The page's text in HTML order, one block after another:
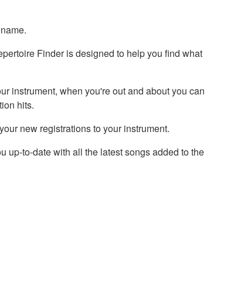
Finder is designed to help you find what
instrument, when you're out and about you can
hits.
new registrations to your instrument.
up-to-date with all the latest songs added to the